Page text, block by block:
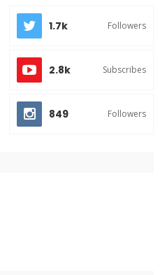
1.7k Followers
2.8k Subscribes
849 Followers